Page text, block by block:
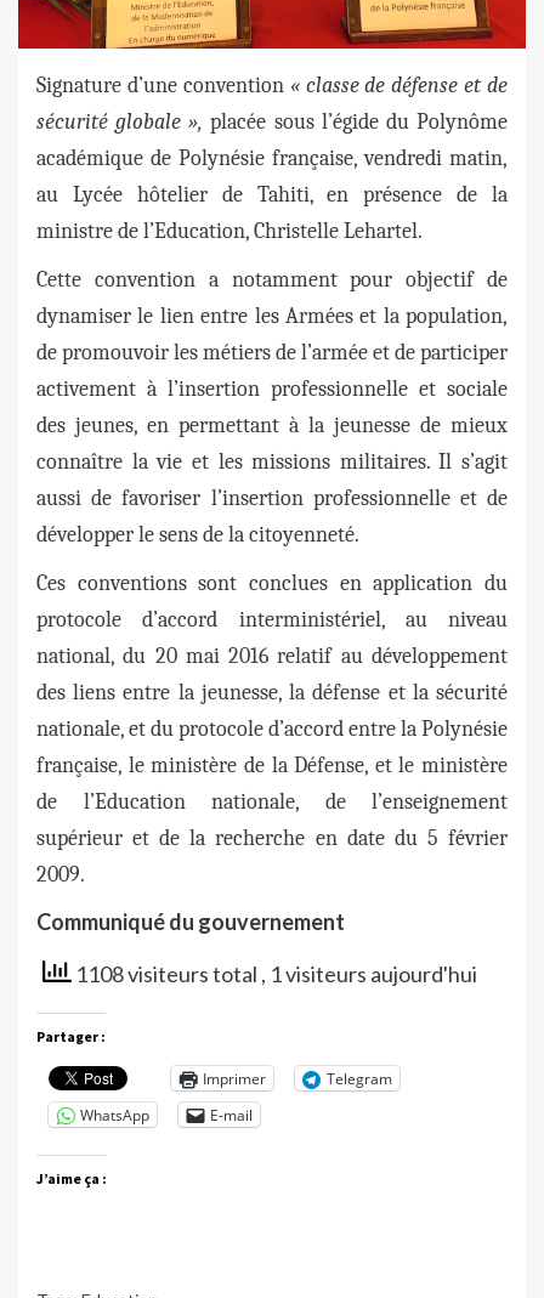
Signature d’une convention « classe de défense et de
sécurité globale », placée sous l’égide du Polynôme
académique de Polynésie française, vendredi matin,
au Lycée hôtelier de Tahiti, en présence de la
ministre de l’Education, Christelle Lehartel.
Cette convention a notamment pour objectif de
dynamiser le lien entre les Armées et la population,
de promouvoir les métiers de l’armée et de participer
activement à l’insertion professionnelle et sociale
des jeunes, en permettant à la jeunesse de mieux
connaître la vie et les missions militaires. Il s’agit
aussi de favoriser l’insertion professionnelle et de
développer le sens de la citoyenneté.
Ces conventions sont conclues en application du
protocole d’accord interministériel, au niveau
national, du 20 mai 2016 relatif au développement
des liens entre la jeunesse, la défense et la sécurité
nationale, et du protocole d’accord entre la Polynésie
française, le ministère de la Défense, et le ministère
de l’Education nationale, de l’enseignement
supérieur et de la recherche en date du 5 février
2009.
Communiqué du gouvernement
1108 visiteurs total , 1 visiteurs aujourd'hui
Partager :
Imprimer
Telegram
WhatsApp
E-mail
J’aime ça :